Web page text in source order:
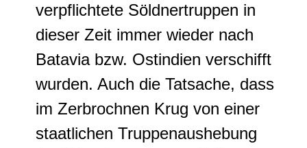
verpflichtete Söldnertruppen in
dieser Zeit immer wieder nach
Batavia bzw. Ostindien verschifft
wurden. Auch die Tatsache, dass
im Zerbrochnen Krug von einer
staatlichen Truppenaushebung